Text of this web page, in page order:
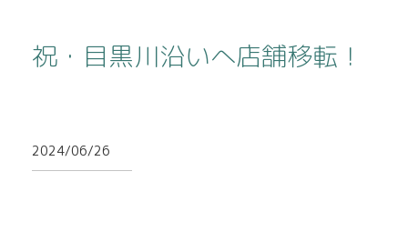
祝・目黒川沿いへ店舗移転！
2024/06/26